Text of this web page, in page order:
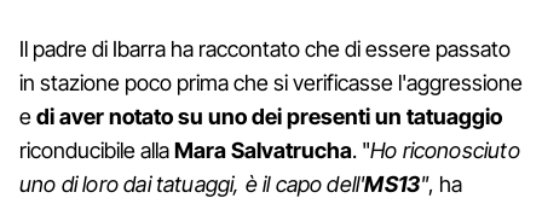
Il padre di Ibarra ha raccontato che di essere passato
in stazione poco prima che si verificasse l'aggressione
edi aver notato su uno dei presenti un tatuaggio
riconducibile allaMara Salvatrucha. "Ho riconosciuto
uno di loro dai tatuaggi, è il capo dell'MS13", ha